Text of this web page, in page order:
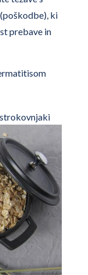
ki
prebave in
strokovnjaki